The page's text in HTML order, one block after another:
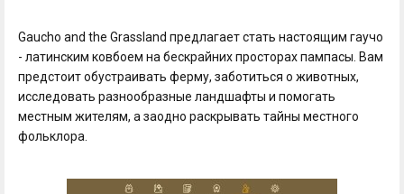
Gaucho and the Grassland предлагает стать настоящим гаучо
- латинским ковбоем на бескрайних просторах пампасы. Вам
предстоит обустраивать ферму, заботиться о животных,
исследовать разнообразные ландшафты и помогать
местным жителям, а заодно раскрывать тайны местного
фольклора.